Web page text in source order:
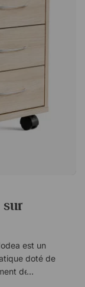
sur
est un
doté de
de